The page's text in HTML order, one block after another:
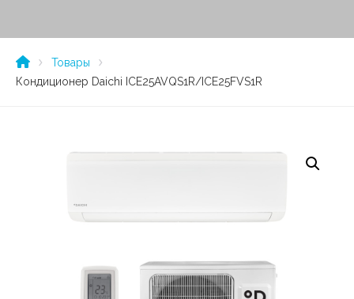
Товары
Кондиционер Daichi ICE25AVQS1R/ICE25FVS1R